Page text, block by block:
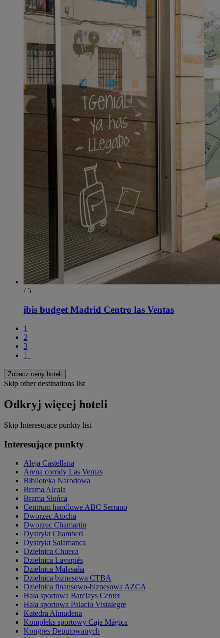
/ 5
ibis budget Madrid Centro las Ventas
1
2
3
〉
Zobacz ceny hoteli
Skip other destinations list
Odkryj więcej hoteli
Skip Interesujące punkty list
Interesujące punkty
Aleja Castellana
Arena corridy Las Ventas
Biblioteka Narodowa
Brama Alcala
Brama Słońca
Centrum handlowe ABC Serrano
Dworzec Atocha
Dworzec Chamartin
Dystrykt Chamberi
Dystrykt Salamanca
Dzielnica Chueca
Dzielnica Lavapiés
Dzielnica Malasaña
Dzielnica biznesowa CTBA
Dzielnica finansowo-biznesowa AZCA
Hala sportowa Barclays Center
Hala sportowa Palacio Vistalegre
Katedra Almudena
Kompleks sportowy Caja Mágica
Kongres Deputowanych